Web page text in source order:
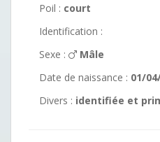
Poil : court
Identification :
Sexe :
Mâle
Date de naissance : 01/
Divers : identifiée et